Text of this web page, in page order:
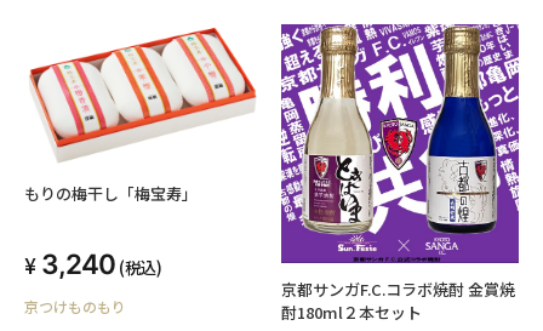
もりの梅干し「梅宝寿」
3,240 (税込)
京つけものもり
京都サンガF.C.コラボ焼酎 金賞焼
酎180ml２本セット